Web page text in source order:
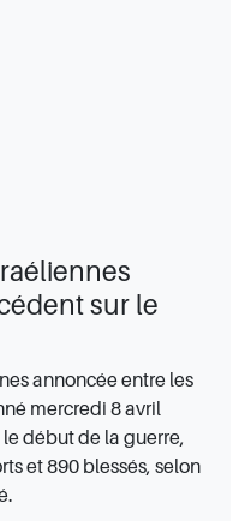
sur le
annoncée entre les
mercredi 8 avril
début de la guerre,
et 890 blessés, selon